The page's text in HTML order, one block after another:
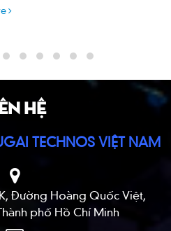
HỆ
TECHNOS VIỆT NAM
Đường Hoàng Quốc Việt,
phố Hồ Chí Minh